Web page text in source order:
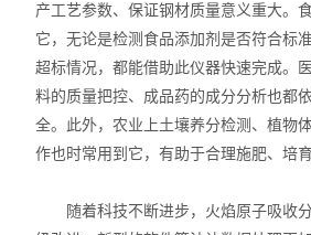
产工艺参数、保证钢材质量意义重大。
它，无论是检测食品添加剂是否符合标
超标情况，都能借助此仪器快速完成。
料的质量把控、成品药的成分分析也都
全。此外，农业上土壤养分检测、植物
作也时常用到它，有助于合理施肥、培
随着科技不断进步，火焰原子吸收